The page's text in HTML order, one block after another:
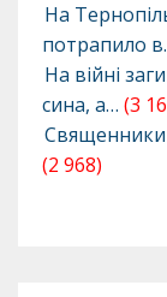
На
потрапило
На війні
сина, а… (3
Священники
(2 968)